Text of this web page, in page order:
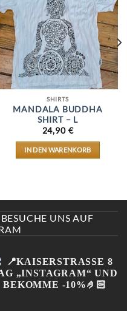
SHIRTS
MANDALA BUDDHA
SHIRT – L
24,90 €
IN DEN WARENKORB
UNS AUF